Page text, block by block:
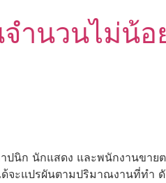
ำนวนไม่น้
ก นักแสดง และพนักงานขายต
จะแปรผันตามปริมาณงานที่ทำ